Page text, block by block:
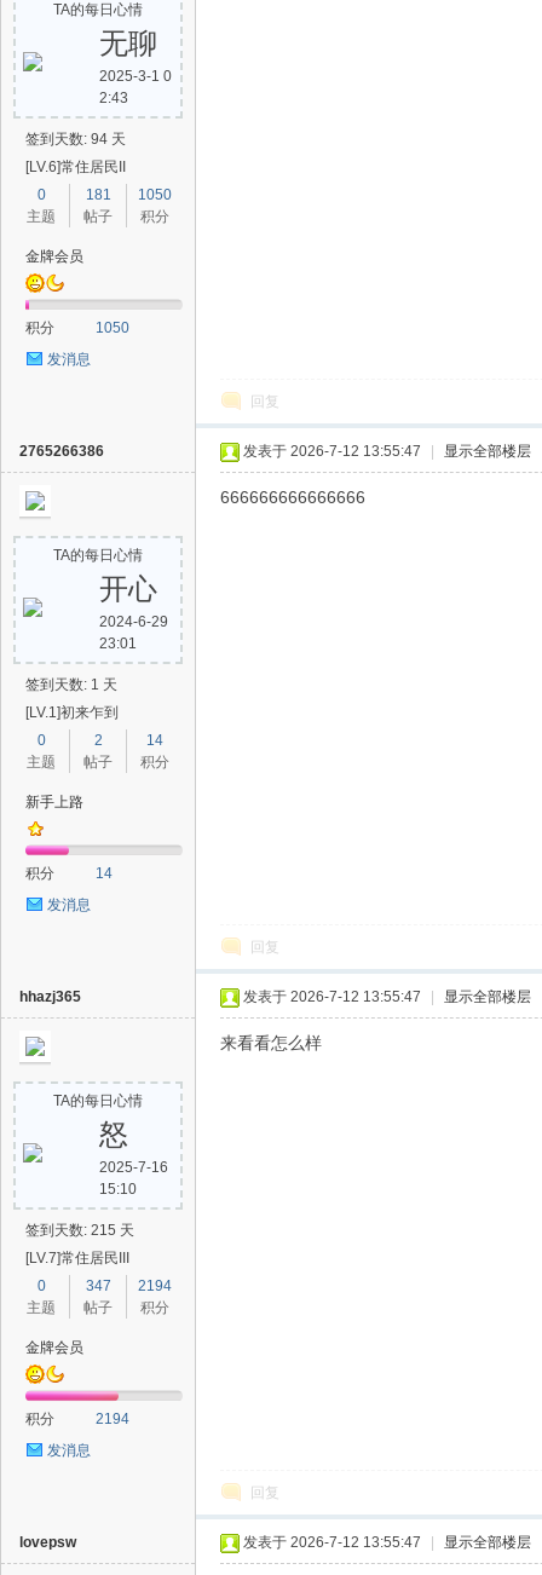
TA的每日心情
无聊
2025-3-1 0
2:43
签到天数: 94 天
[LV.6]常住居民II
0
主题
181
帖子
1050
积分
金牌会员
积分
1050
发消息
回复
2765266386
TA的每日心情
开心
2024-6-29
23:01
签到天数: 1 天
[LV.1]初来乍到
0
主题
2
帖子
14
积分
新手上路
积分
14
发消息
发表于 2026-7-12 13:55:47 显示全部楼层
666666666666666
回复
hhazj365
TA的每日心情
怒
2025-7-16
15:10
签到天数: 215 天
[LV.7]常住居民III
0
主题
347
帖子
2194
积分
金牌会员
积分
2194
发消息
发表于 2026-7-12 13:55:47 显示全部楼层
来看看怎么样
回复
lovepsw 发表于 2026-7-12 13:55:47 显示全部楼层